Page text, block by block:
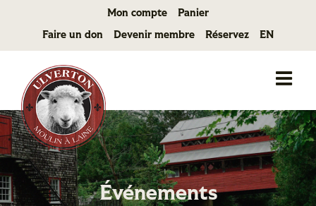
Mon compte Panier
Faire un don Devenir membre Réservez EN
Événements